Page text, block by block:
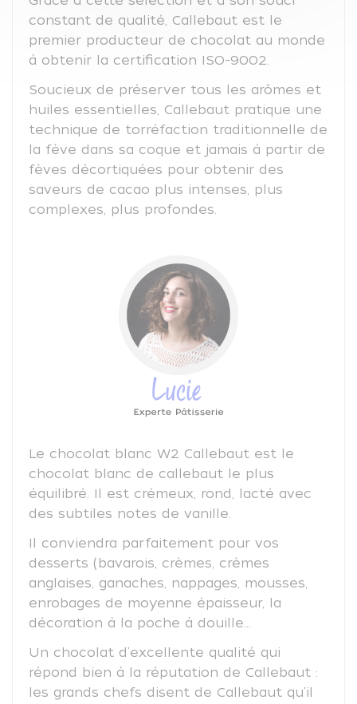
constant de qualité, Callebaut est le
premier producteur de chocolat au monde
à obtenir la certification ISO-9002.
Soucieux de préserver tous les arômes et
huiles essentielles, Callebaut pratique une
technique de torréfaction traditionnelle de
la fève dans sa coque et jamais à partir de
fèves décortiquées pour obtenir des
saveurs de cacao plus intenses, plus
complexes, plus profondes.
Le chocolat blanc W2 Callebaut est le
chocolat blanc de callebaut le plus
équilibré. Il est crémeux, rond, lacté avec
des subtiles notes de vanille.
Il conviendra parfaitement pour vos
desserts (bavarois, crèmes, crèmes
anglaises, ganaches, nappages, mousses,
enrobages de moyenne épaisseur, la
décoration à la poche à douille...
Un chocolat d'excellente qualité qui
répond bien à la réputation de Callebaut :
les grands chefs disent de Callebaut qu'il